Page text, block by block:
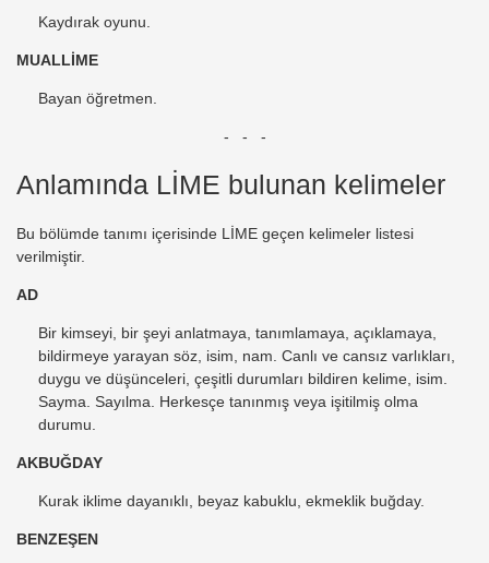
Kaydırak oyunu.
MUALLİME
Bayan öğretmen.
- - -
Anlamında LİME bulunan kelimeler
Bu bölümde tanımı içerisinde LİME geçen kelimeler listesi
verilmiştir.
AD
Bir kimseyi, bir şeyi anlatmaya, tanımlamaya, açıklamaya,
bildirmeye yarayan söz, isim, nam. Canlı ve cansız varlıkları,
duygu ve düşünceleri, çeşitli durumları bildiren kelime, isim.
Sayma. Sayılma. Herkesçe tanınmış veya işitilmiş olma
durumu.
AKBUĞDAY
Kurak iklime dayanıklı, beyaz kabuklu, ekmeklik buğday.
BENZEŞEN